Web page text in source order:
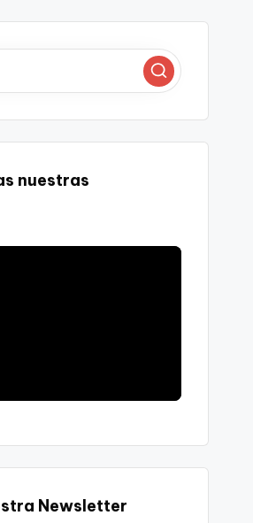
nuestras
Newsletter